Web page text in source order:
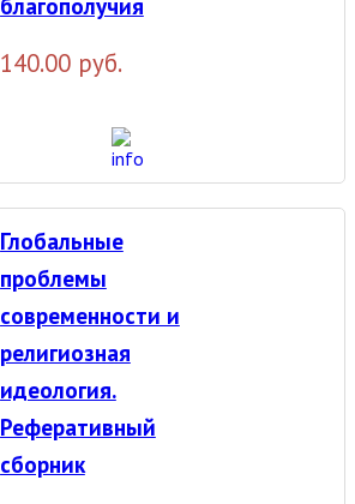
140.00 руб.
Глобальные
проблемы
современности и
религиозная
идеология.
Реферативный
сборник